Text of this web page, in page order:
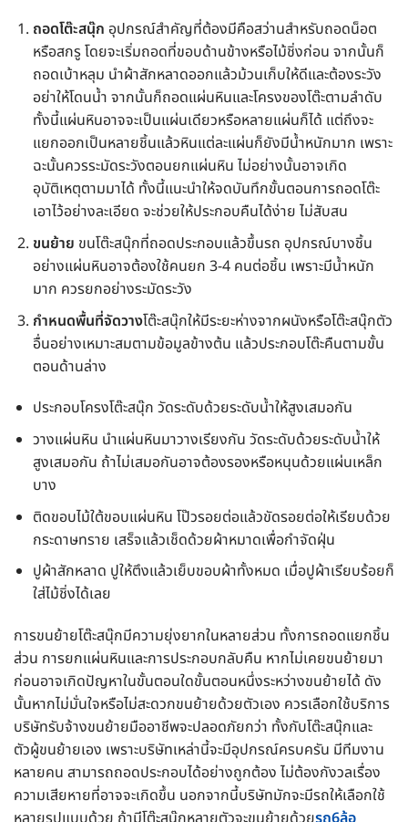
ถอดโต๊ะสนุ๊ก อุปกรณ์สำคัญที่ต้องมีคือสว่านสำหรับถอดน็อต
หรือสกรู โดยจะเริ่มถอดที่ขอบด้านข้างหรือไม้ชิ่งก่อน จากนั้นก็
ถอดเบ้าหลุม นำผ้าสักหลาดออกแล้วม้วนเก็บให้ดีและต้องระวัง
อย่าให้โดนน้ำ จากนั้นก็ถอดแผ่นหินและโครงของโต๊ะตามลำดับ
ทั้งนี้แผ่นหินอาจจะเป็นแผ่นเดียวหรือหลายแผ่นก็ได้ แต่ถึงจะ
แยกออกเป็นหลายชิ้นแล้วหินแต่ละแผ่นก็ยังมีน้ำหนักมาก เพราะ
ฉะนั้นควรระมัดระวังตอนยกแผ่นหิน ไม่อย่างนั้นอาจเกิด
อุบัติเหตุตามมาได้ ทั้งนี้แนะนำให้จดบันทึกขั้นตอนการถอดโต๊ะ
เอาไว้อย่างละเอียด จะช่วยให้ประกอบคืนได้ง่าย ไม่สับสน
ขนย้าย ขนโต๊ะสนุ๊กที่ถอดประกอบแล้วขึ้นรถ อุปกรณ์บางชิ้น
อย่างแผ่นหินอาจต้องใช้คนยก 3-4 คนต่อชิ้น เพราะมีน้ำหนัก
มาก ควรยกอย่างระมัดระวัง
กำหนดพื้นที่จัดวางโต๊ะสนุ๊กให้มีระยะห่างจากผนังหรือโต๊ะสนุ๊กตัว
อื่นอย่างเหมาะสมตามข้อมูลข้างต้น แล้วประกอบโต๊ะคืนตามขั้น
ตอนด้านล่าง
ประกอบโครงโต๊ะสนุ๊ก วัดระดับด้วยระดับน้ำให้สูงเสมอกัน
วางแผ่นหิน นำแผ่นหินมาวางเรียงกัน วัดระดับด้วยระดับน้ำให้
สูงเสมอกัน ถ้าไม่เสมอกันอาจต้องรองหรือหนุนด้วยแผ่นเหล็ก
บาง
ติดขอบไม้ใต้ขอบแผ่นหิน โป๊วรอยต่อแล้วขัดรอยต่อให้เรียบด้วย
กระดาษทราย เสร็จแล้วเช็ดด้วยผ้าหมาดเพื่อกำจัดฝุ่น
ปูผ้าสักหลาด ปูให้ตึงแล้วเย็บขอบผ้าทั้งหมด เมื่อปูผ้าเรียบร้อยก็
ใส่ไม้ชิ่งได้เลย
การขนย้ายโต๊ะสนุ๊กมีความยุ่งยากในหลายส่วน ทั้งการถอดแยกชิ้น
ส่วน การยกแผ่นหินและการประกอบกลับคืน หากไม่เคยขนย้ายมา
ก่อนอาจเกิดปัญหาในขั้นตอนใดขั้นตอนหนึ่งระหว่างขนย้ายได้ ดัง
นั้นหากไม่มั่นใจหรือไม่สะดวกขนย้ายด้วยตัวเอง ควรเลือกใช้บริการ
บริษัทรับจ้างขนย้ายมืออาชีพจะปลอดภัยกว่า ทั้งกับโต๊ะสนุ๊กและ
ตัวผู้ขนย้ายเอง เพราะบริษัทเหล่านี้จะมีอุปกรณ์ครบครัน มีทีมงาน
หลายคน สามารถถอดประกอบได้อย่างถูกต้อง ไม่ต้องกังวลเรื่อง
ความเสียหายที่อาจจะเกิดขึ้น นอกจากนี้บริษัทมักจะมีรถให้เลือกใช้